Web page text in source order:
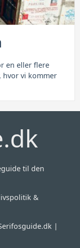
en eller flere
hvor vi kommer
til den
&
|